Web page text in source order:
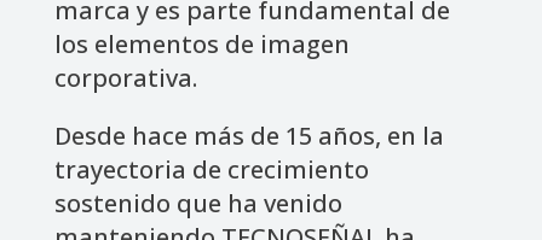
marca y es parte fundamental de
los elementos de imagen
corporativa.
Desde hace más de 15 años, en la
trayectoria de crecimiento
sostenido que ha venido